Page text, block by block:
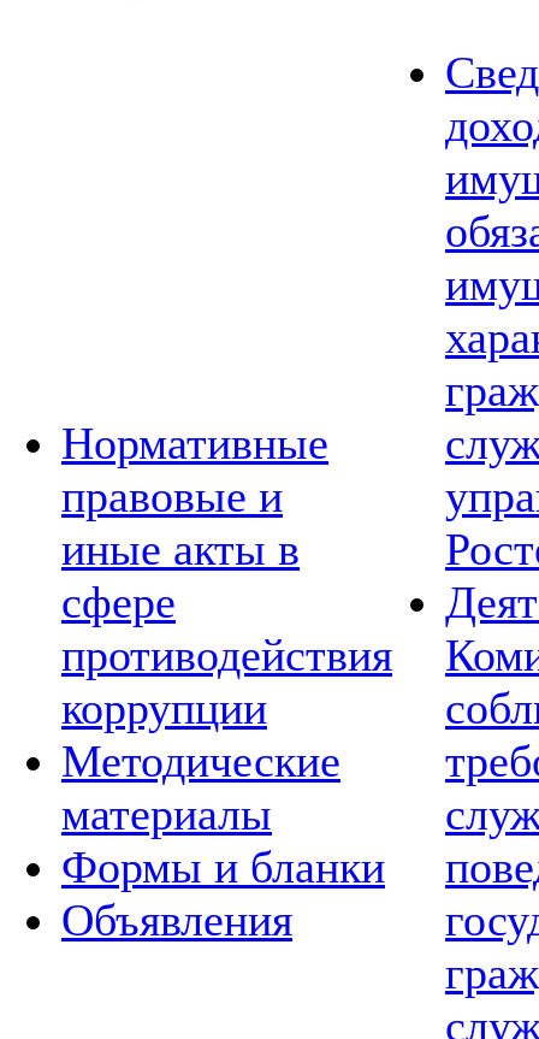
Нормативные
правовые и
иные акты в
сфере
противодействия
коррупции
Методические
материалы
Формы и бланки
Объявления